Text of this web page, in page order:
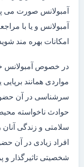
آمبولانس صورت می
آمبولانس و یا با
امکانات بهره مند
در خصوص آمبولانس
مواردی همانند
سرشناسی در آن
حوادث ناخواسته
سلامتی و زندگی آنان
افراد زیادی در آن
شخصیتی تاثیرگذار و